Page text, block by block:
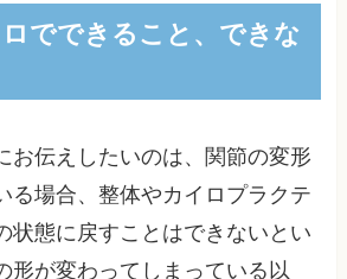
でできること、できな
お伝えしたいのは、関節の変形
る場合、整体やカイロプラクテ
状態に戻すことはできないとい
形が変わってしまっている以